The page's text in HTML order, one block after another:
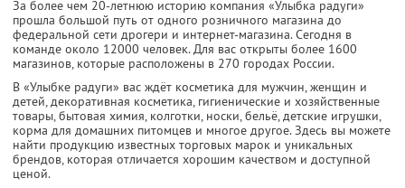
За более чем 20-летнюю историю компания «Улыбка радуги»
прошла большой путь от одного розничного магазина до
федеральной сети дрогери и интернет-магазина. Сегодня в
команде около 12000 человек. Для вас открыты более 1600
магазинов, которые расположены в 270 городах России.
В «Улыбке радуги» вас ждёт косметика для мужчин, женщин и
детей, декоративная косметика, гигиенические и хозяйственные
товары, бытовая химия, колготки, носки, бельё, детские игрушки,
корма для домашних питомцев и многое другое. Здесь вы можете
найти продукцию известных торговых марок и уникальных
брендов, которая отличается хорошим качеством и доступной
ценой.